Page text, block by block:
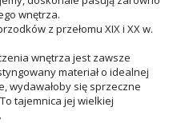
wnętrza.
z przełomu XIX i XX w.
wnętrza jest zawsze
materiał o idealnej
wydawałoby się sprzeczne
tajemnica jej wielkiej